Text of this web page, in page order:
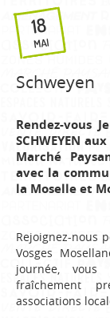
18
MAI
Schweyen
Rendez-vous
SCHWEYEN
Marché
avec la
la Moselle et
Rejoignez-nous
Vosges
journée, vous
fraîchement
associations